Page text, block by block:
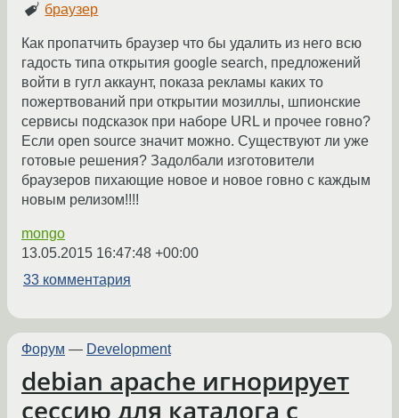
браузер
Как пропатчить браузер что бы удалить из него всю
гадость типа открытия google search, предложений
войти в гугл аккаунт, показа рекламы каких то
пожертвований при открытии мозиллы, шпионские
сервисы подсказок при наборе URL и прочее говно?
Если open source значит можно. Существуют ли уже
готовые решения? Задолбали изготовители
браузеров пихающие новое и новое говно с каждым
новым релизом!!!!
mongo
13.05.2015 16:47:48 +00:00
33 комментария
Форум — Development
debian apache игнорирует
сессию для каталога с